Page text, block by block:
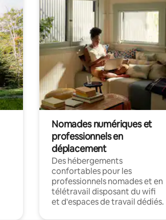
Nomades numériques et
professionnels en
déplacement
Des hébergements
confortables pour les
professionnels nomades et en
télétravail disposant du wifi
et d'espaces de travail dédiés.